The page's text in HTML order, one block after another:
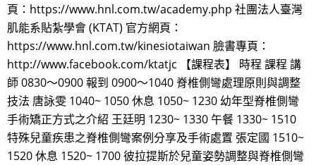
頁：https://www.hnl.com.tw/academy.php 社團法人臺灣
肌能系貼紮學會 (KTAT) 官方網頁：
https://www.hnl.com.tw/kinesiotaiwan 臉書專頁：
http://www.facebook.com/ktatjc 【課程表】 時程 課程 講
師 0830～0900 報到 0900～1040 脊椎側彎處理原則與調整
技法 唐詠雯 1040~ 1050 休息 1050~ 1230 幼年型脊椎側彎
手術矯正方式之介紹 王廷明 1230~ 1330 午餐 1330~ 1510
特殊兒童疾患之脊椎側彎案例分享及手術處置 張定國 1510~
1520 休息 1520~ 1700 彼拉提斯於兒童姿勢調整與脊椎側彎